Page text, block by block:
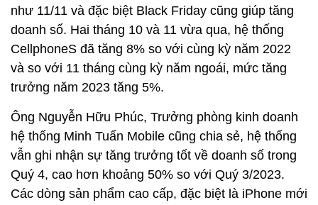
như 11/11 và đặc biệt Black Friday cũng giúp tăng
doanh số. Hai tháng 10 và 11 vừa qua, hệ thống
CellphoneS đã tăng 8% so với cùng kỳ năm 2022
và so với 11 tháng cùng kỳ năm ngoái, mức tăng
trưởng năm 2023 tăng 5%.
Ông Nguyễn Hữu Phúc, Trưởng phòng kinh doanh
hệ thống Minh Tuấn Mobile cũng chia sẻ, hệ thống
vẫn ghi nhận sự tăng trưởng tốt về doanh số trong
Quý 4, cao hơn khoảng 50% so với Quý 3/2023.
Các dòng sản phẩm cao cấp, đặc biệt là iPhone mới